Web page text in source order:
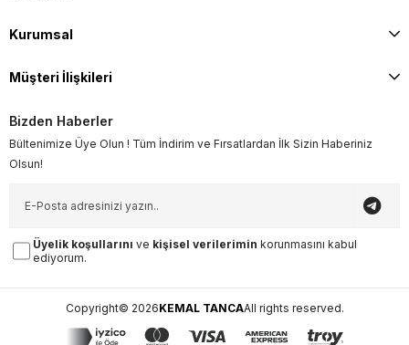
Kurumsal
Müşteri İlişkileri
Bizden Haberler
Bültenimize Üye Olun ! Tüm İndirim ve Fırsatlardan İlk Sizin Haberiniz
Olsun!
Üyelik koşullarını ve kişisel verilerimin korunmasını kabul
ediyorum.
Copyright© 2026KEMAL TANCAAll rights reserved.